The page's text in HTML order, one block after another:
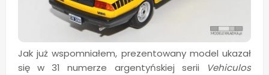
Jak już wspomniałem, prezentowany model ukazał
się w 31 numerze argentyńskiej serii
Vehiculos